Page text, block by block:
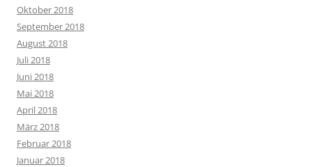
Oktober 2018
September 2018
August 2018
Juli 2018
Juni 2018
Mai 2018
April 2018
März 2018
Februar 2018
Januar 2018